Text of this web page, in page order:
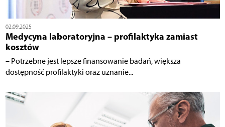
02.09.2025
Medycyna laboratoryjna – profilaktyka zamiast
kosztów
– Potrzebne jest lepsze finansowanie badań, większa
dostępność profilaktyki oraz uznanie...